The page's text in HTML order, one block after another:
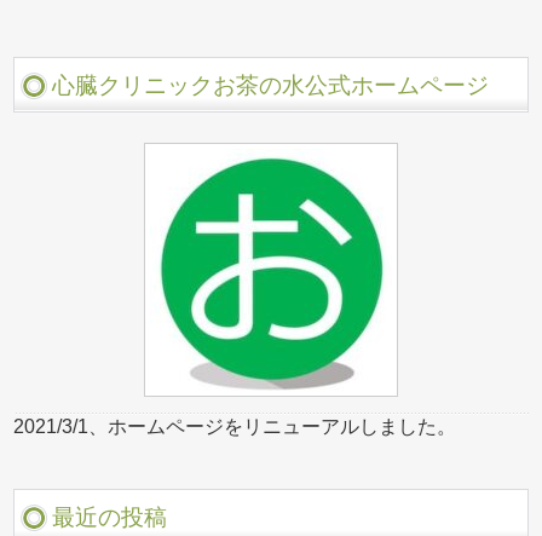
心臓クリニックお茶の水公式ホームページ
2021/3/1、ホームページをリニューアルしました。
最近の投稿